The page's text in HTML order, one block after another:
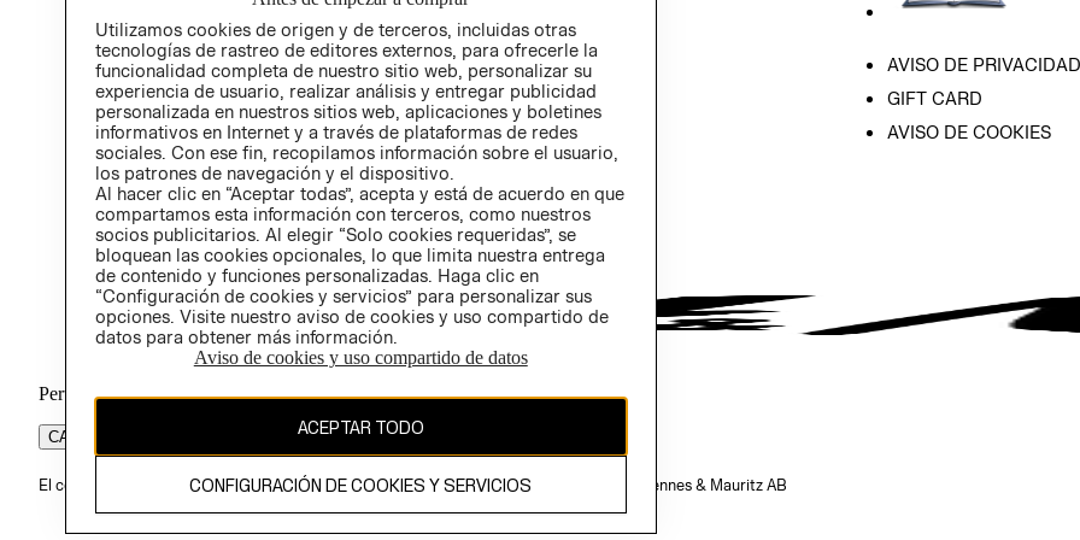
AVISO DE PRIVACIDAD
GIFT CARD
AVISO DE COOKIES
Perú (S/)
CAMBIAR REGIÓN
El contenido de esta página web está protegido por copyright y es propiedad de H&M Hennes & Mauritz AB
Utilizamos cookies de origen y de terceros, incluidas otras
tecnologías de rastreo de editores externos, para ofrecerle la
funcionalidad completa de nuestro sitio web, personalizar su
experiencia de usuario, realizar análisis y entregar publicidad
personalizada en nuestros sitios web, aplicaciones y boletines
informativos en Internet y a través de plataformas de redes
sociales. Con ese fin, recopilamos información sobre el usuario,
los patrones de navegación y el dispositivo.
Al hacer clic en “Aceptar todas”, acepta y está de acuerdo en que
compartamos esta información con terceros, como nuestros
socios publicitarios. Al elegir “Solo cookies requeridas”, se
bloquean las cookies opcionales, lo que limita nuestra entrega
de contenido y funciones personalizadas. Haga clic en
“Configuración de cookies y servicios” para personalizar sus
opciones. Visite nuestro aviso de cookies y uso compartido de
datos para obtener más información.
Aviso de cookies y uso compartido de datos
ACEPTAR TODO
CONFIGURACIÓN DE COOKIES Y SERVICIOS